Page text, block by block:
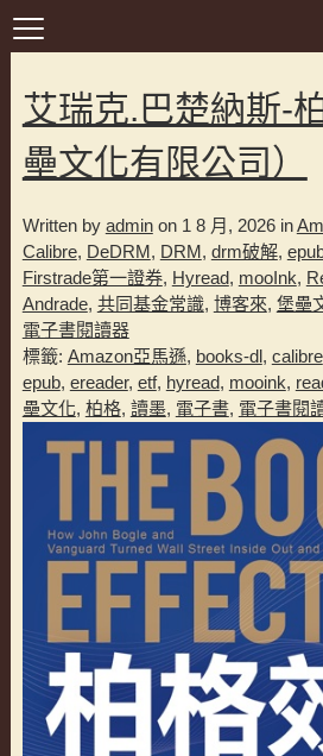
艾瑞克.巴楚納斯-
壘文化有限公司）
Written by adminon 1 8 月, 2026 in
Calibre, DeDRM, DRM, drm破解,
Firstrade第一證券, Hyread, mooInk,
Andrade, 共同基金常識, 博客來, 堡壘
電子書閱讀器
標籤: Amazon亞馬遜, books-dl, calibre
epub, ereader, etf, hyread, mooink,
壘文化, 柏格, 讀墨, 電子書, 電子書閱